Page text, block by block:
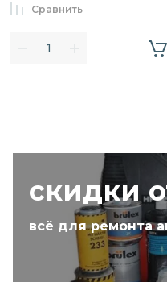
скидки
всё для ремонта
Сравнить